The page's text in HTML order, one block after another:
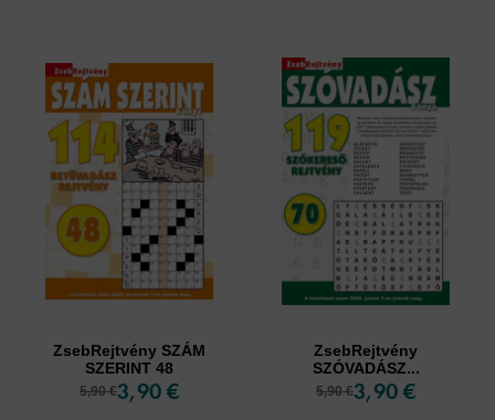
ZsebRejtvény SZÁM
SZERINT 48
5,90 €3,90 €
ZsebRejtvény
SZÓVADÁSZ...
5,90 €3,90 €